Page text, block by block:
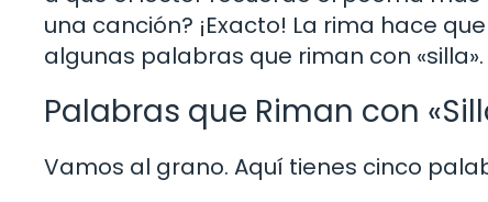
una canción? ¡Exacto! La rima hace
algunas palabras que riman con «silla».
Palabras que Riman con
Vamos al grano. Aquí tienes cinco